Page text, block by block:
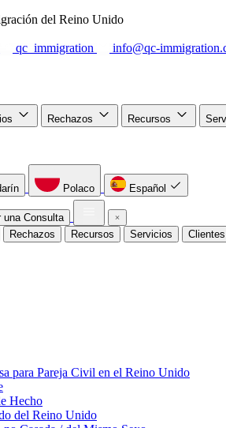
del Reino Unido
qc_immigration info@qc-
Rechazos Recursos
Polaco Español
una Consulta
Rechazos Recursos Servicios Clientes
para Pareja Civil en el Reino Unido
Hecho
del Reino Unido